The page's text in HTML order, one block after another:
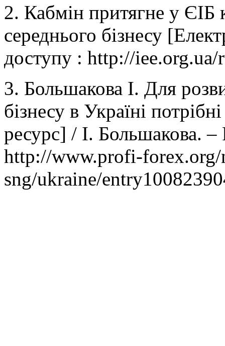
2. Кабмін притягне у ЄІБ
середнього бізнесу
доступу : http://
3. Большакова І. Для
бізнесу в Україні
ресурс] / І. Большакова.
http://www.profi-
sng/ukraine/